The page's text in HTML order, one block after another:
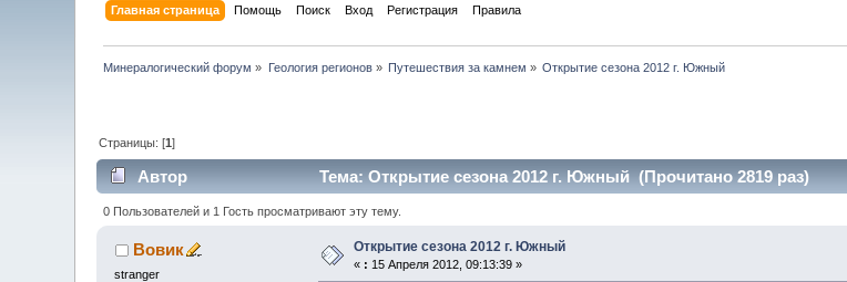
Главная страница Помощь Поиск Вход Регистрация Правила
Минералогический форум » Геология регионов» Путешествия за камнем » Открытие сезона 2012 г. Южный
Страницы: [1]
Автор Тема: Открытие сезона 2012 г. Южный (Прочитано 2819 раз)
0 Пользователей и 1 Гость просматривают эту тему.
Вовик
stranger
Открытие сезона 2012 г. Южный
« : 15 Апреля 2012, 09:13:39 »